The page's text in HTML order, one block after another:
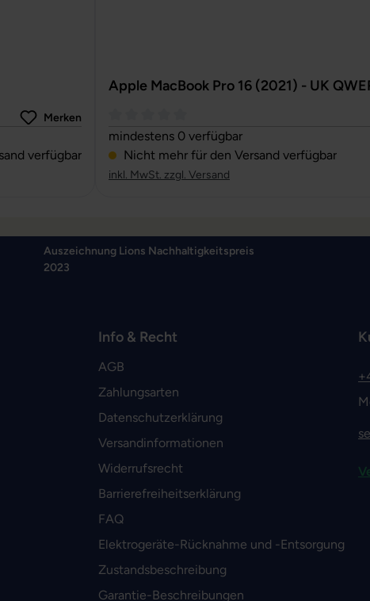
von 0 von 5 Sternen
Merken
verfügbar
Apple MacBook Pro 16 (2021) - UK
Durchschnittliche Bewertung von 0 von 5
mindestens 0 verfügbar
Nicht mehr für den Versand verfügbar
inkl. MwSt. zzgl. Versand
Auszeichnung Lions Nachhaltigkeitspreis
2023
Info & Recht
AGB
Zahlungsarten
Datenschutzerklärung
Versandinformationen
Widerrufsrecht
Barrierefreiheitserklärung
FAQ
Elektrogeräte-Rücknahme und -Entsorgung
Zustandsbeschreibung
Garantie-Beschreibungen